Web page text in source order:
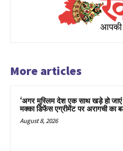
More articles
‘अगर मुस्लिम देश एक साथ खड़े हो
मक्का डिफेंस एग्रीमेंट पर अरागची का
August 8, 2026